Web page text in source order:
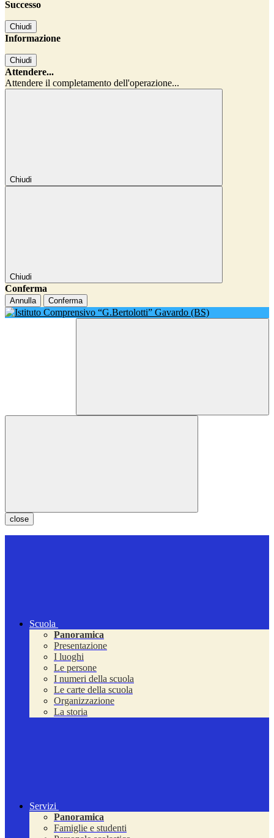
Successo
Chiudi
Informazione
Chiudi
Attendere...
Attendere il completamento dell'operazione...
Chiudi
Chiudi
Conferma
Annulla Conferma
close
Scuola
Panoramica
Presentazione
I luoghi
Le persone
I numeri della scuola
Le carte della scuola
Organizzazione
La storia
Servizi
Panoramica
Famiglie e studenti